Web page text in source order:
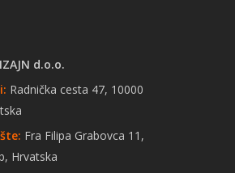
d.o.o.
Radnička cesta 47, 10000
Fra Filipa Grabovca 11,
Hrvatska